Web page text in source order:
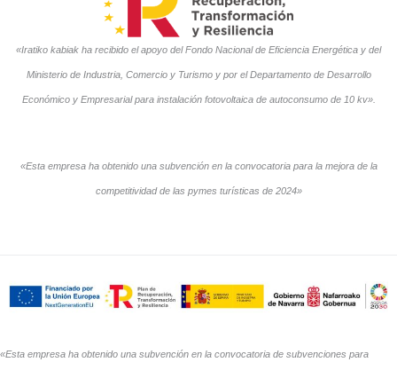
«Iratiko kabiak ha recibido el apoyo del Fondo Nacional de Eficiencia Energética y del
Ministerio de Industria, Comercio y Turismo y por el Departamento de Desarrollo
Económico y Empresarial para instalación fotovoltaica de autoconsumo de 10 kv».
«Esta empresa ha obtenido una subvención en la convocatoria para la mejora de la
competitividad de las pymes turísticas de 2024»
«Esta empresa ha obtenido una subvención en la convocatoria de subvenciones para